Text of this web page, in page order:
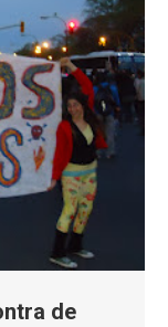
de